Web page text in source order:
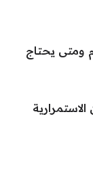
ومتى يحتاج